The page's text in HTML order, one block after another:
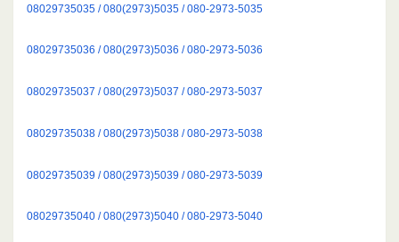
08029735035 / 080(2973)5035 / 080-2973-5035
08029735036 / 080(2973)5036 / 080-2973-5036
08029735037 / 080(2973)5037 / 080-2973-5037
08029735038 / 080(2973)5038 / 080-2973-5038
08029735039 / 080(2973)5039 / 080-2973-5039
08029735040 / 080(2973)5040 / 080-2973-5040